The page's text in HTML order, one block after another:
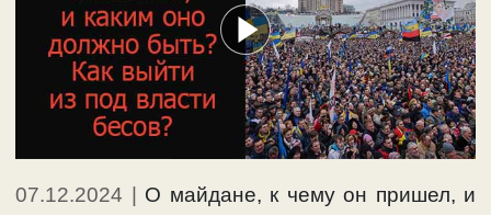
07.12.2024
О майдане, к чему он пришел, и